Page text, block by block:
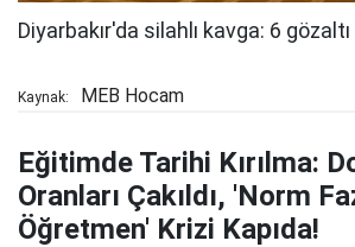
Kaynak: MEB Hocam
Eğitimde Tarihi Kırılma:
Oranları Çakıldı, 'Norm
Öğretmen' Krizi Kapıda!